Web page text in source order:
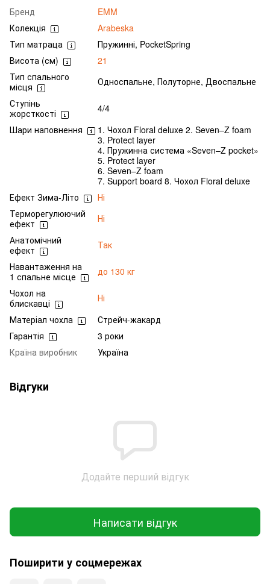
Бренд
EMM
Колекція
Arabeska
Тип матраца
Пружинні, PocketSpring
Висота (см)
21
Тип спального
місця
Односпальне, Полуторне, Двоспальне
Ступінь
жорсткості
4/4
Шари наповнення
1. Чохол Floral deluxe 2. Seven–Z foam
3. Protect layer
4. Пружинна система «Seven–Z pocket»
5. Protect layer
6. Seven–Z foam
7. Support board 8. Чохол Floral deluxe
Ефект Зима-Літо
Ні
Терморегулюючий
ефект
Ні
Анатомічний
ефект
Так
Навантаження на
1 спальне місце
до 130 кг
Чохол на
блискавці
Ні
Матеріал чохла
Стрейч-жакард
Гарантія
3 роки
Країна виробник
Україна
Відгуки
Додайте перший відгук
Написати відгук
Поширити у соцмережах